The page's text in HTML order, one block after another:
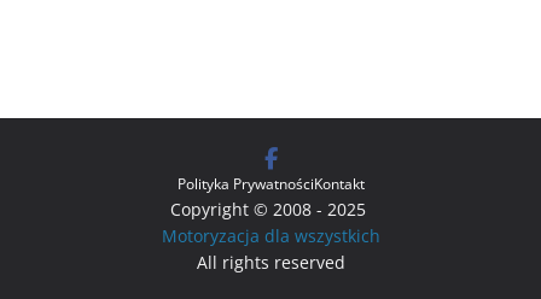
Polityka PrywatnościKontakt
Copyright © 2008 - 2025
Motoryzacja dla wszystkich
All rights reserved